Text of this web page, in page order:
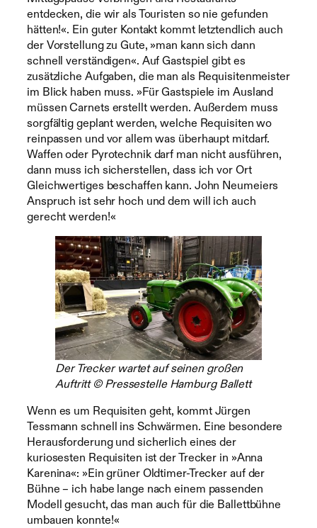
entdecken, die wir als Touristen so nie gefunden
hätten!«. Ein guter Kontakt kommt letztendlich auch
der Vorstellung zu Gute, »man kann sich dann
schnell verständigen«. Auf Gastspiel gibt es
zusätzliche Aufgaben, die man als Requisitenmeister
im Blick haben muss. »Für Gastspiele im Ausland
müssen Carnets erstellt werden. Außerdem muss
sorgfältig geplant werden, welche Requisiten wo
reinpassen und vor allem was überhaupt mitdarf.
Waffen oder Pyrotechnik darf man nicht ausführen,
dann muss ich sicherstellen, dass ich vor Ort
Gleichwertiges beschaffen kann. John Neumeiers
Anspruch ist sehr hoch und dem will ich auch
gerecht werden!«
Der Trecker wartet auf seinen großen
Auftritt © Pressestelle Hamburg Ballett
Wenn es um Requisiten geht, kommt Jürgen
Tessmann schnell ins Schwärmen. Eine besondere
Herausforderung und sicherlich eines der
kuriosesten Requisiten ist der Trecker in »Anna
Karenina«: »Ein grüner Oldtimer-Trecker auf der
Bühne – ich habe lange nach einem passenden
Modell gesucht, das man auch für die Ballettbühne
umbauen konnte!«